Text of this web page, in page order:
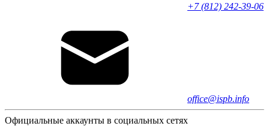
+7 (812) 242-39-06
office@ispb.info
Официальные аккаунты в социальных сетях